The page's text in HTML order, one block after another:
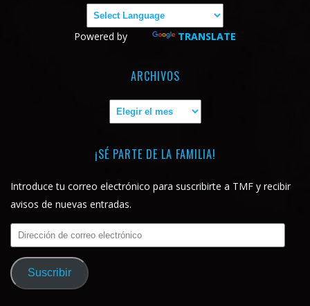
Powered by TRANSLATE
ARCHIVOS
Archivos
¡SÉ PARTE DE LA FAMILIA!
Introduce tu correo electrónico para suscribirte a TMF y recibir
avisos de nuevas entradas.
Dirección
de
correo
electrónico
Suscribir